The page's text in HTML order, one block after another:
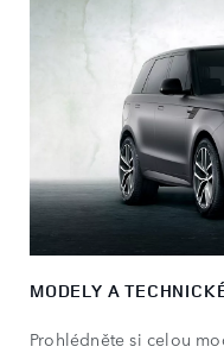
MODELY A
Prohlédněte si celou